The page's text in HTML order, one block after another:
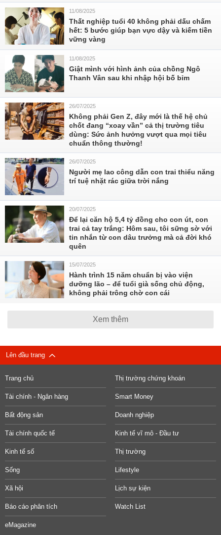
11/08/2025
Thất nghiệp tuổi 40 không phải dấu chấm
hết: 5 bước giúp bạn vực dậy và kiếm tiền
vững vàng
11/08/2025
Giật mình với hình ảnh của chồng Ngô
Thanh Vân sau khi nhập hội bố bỉm
26/07/2025
Không phải Gen Z, đây mới là thế hệ chủ
chốt đang “xoay vần” cả thị trường tiêu
dùng: Sức ảnh hưởng vượt qua mọi tiêu
chuẩn thông thường!
26/07/2025
Người mẹ lao công dẫn con trai thiểu năng
trí tuệ nhặt rác giữa trời nắng
20/07/2025
Để lại căn hộ 5,4 tỷ đồng cho con út, con
trai cả tay trắng: Hôm sau, tôi sững sờ với
tin nhắn từ con dâu trưởng mà cả đời khó
quên
15/07/2025
Hành trình 15 năm chuẩn bị vào viện
dưỡng lão – để tuổi già sống chủ động,
không phải trông chờ con cái
Xem thêm
Lên đầu trang
Trang chủ Thị trường chứng khoán
Tài chính - Ngân hàng Smart Money
Bất động sản Doanh nghiệp
Tài chính quốc tế Kinh tế vĩ mô - Đầu tư
Kinh tế số Thị trường
Sống Lifestyle
Xã hội Lịch sự kiện
Báo cáo phân tích Watch List
eMagazine